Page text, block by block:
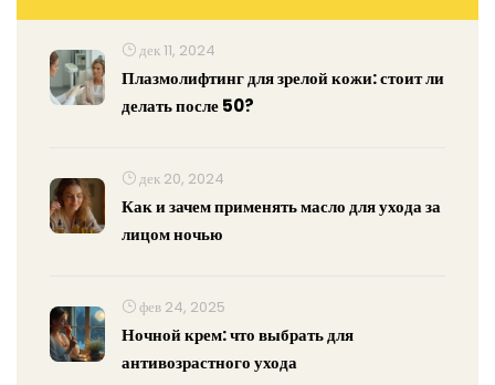
дек 11, 2024
Плазмолифтинг для зрелой кожи: стоит ли
делать после 50?
дек 20, 2024
Как и зачем применять масло для ухода за
лицом ночью
фев 24, 2025
Ночной крем: что выбрать для
антивозрастного ухода